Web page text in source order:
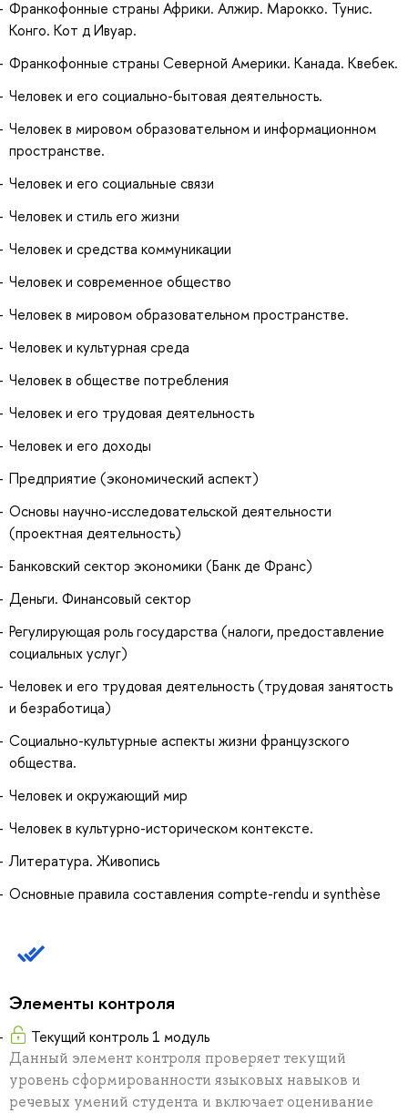
Франкофонные страны Африки. Алжир. Марокко. Тунис.
Конго. Кот д Ивуар.
Франкофонные страны Северной Америки. Канада. Квебек.
Человек и его социально-бытовая деятельность.
Человек в мировом образовательном и информационном
пространстве.
Человек и его социальные связи
Человек и стиль его жизни
Человек и средства коммуникации
Человек и современное общество
Человек в мировом образовательном пространстве.
Человек и культурная среда
Человек в обществе потребления
Человек и его трудовая деятельность
Человек и его доходы
Предприятие (экономический аспект)
Основы научно-исследовательской деятельности
(проектная деятельность)
Банковский сектор экономики (Банк де Франс)
Деньги. Финансовый сектор
Регулирующая роль государства (налоги, предоставление
социальных услуг)
Человек и его трудовая деятельность (трудовая занятость
и безработица)
Социально-культурные аспекты жизни французского
общества.
Человек и окружающий мир
Человек в культурно-историческом контексте.
Литература. Живопись
Основные правила составления compte-rendu и synthèse
Элементы контроля
Текущий контроль 1 модуль
Данный элемент контроля проверяет текущий
уровень сформированности языковых навыков и
речевых умений студента и включает оценивание